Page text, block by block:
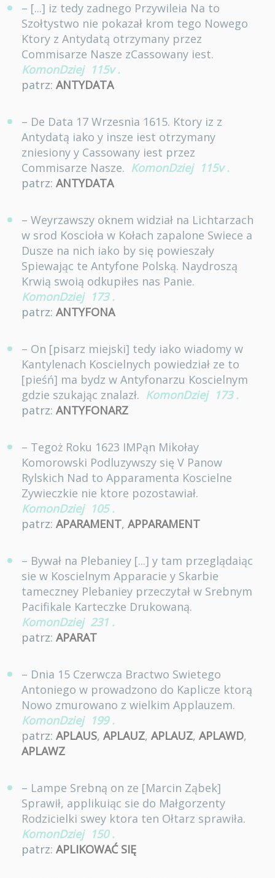
– [...] iz tedy zadnego Przywileia Na to
Szołtystwo nie pokazał krom tego Nowego
Ktory z Antydatą otrzymany przez
Commisarze Nasze zCassowany iest.
KomonDziej 115v .
patrz: ANTYDATA
– De Data 17 Wrzesnia 1615. Ktory iz z
Antydatą iako y insze iest otrzymany
zniesiony y Cassowany iest przez
Commisarze Nasze. KomonDziej 115v .
patrz: ANTYDATA
– Weyrzawszy oknem widział na Lichtarzach
w srod Koscioła w Kołach zapalone Swiece a
Dusze na nich iako by się powieszały
Spiewając te Antyfone Polską. Naydroszą
Krwią swoią odkupiłes nas Panie.
KomonDziej 173 .
patrz: ANTYFONA
– On [pisarz miejski] tedy iako wiadomy w
Kantylenach Koscielnych powiedział ze to
[pieśń] ma bydz w Antyfonarzu Koscielnym
gdzie szukając znalazł. KomonDziej 173 .
patrz: ANTYFONARZ
– Tegoż Roku 1623 IMPąn Mikołay
Komorowski Podluzywszy się V Panow
Rylskich Nad to Apparamenta Koscielne
Zywieczkie nie ktore pozostawiał.
KomonDziej 105 .
patrz: APARAMENT, APPARAMENT
– Bywał na Plebaniey [...] y tam przeglądaiąc
sie w Koscielnym Apparacie y Skarbie
tameczney Plebaniey przeczytał w Srebnym
Pacifikale Karteczke Drukowaną.
KomonDziej 231 .
patrz: APARAT
– Dnia 15 Czerwcza Bractwo Swietego
Antoniego w prowadzono do Kaplicze ktorą
Nowo zmurowano z wielkim Applauzem.
KomonDziej 199 .
patrz: APLAUS, APLAUZ, APLAUZ, APLAWD,
APLAWZ
– Lampe Srebną on ze [Marcin Ząbek]
Sprawił, applikuiąc sie do Małgorzenty
Rodzicielki swey ktora ten Ołtarz sprawiła.
KomonDziej 150 .
patrz: APLIKOWAĆ SIĘ